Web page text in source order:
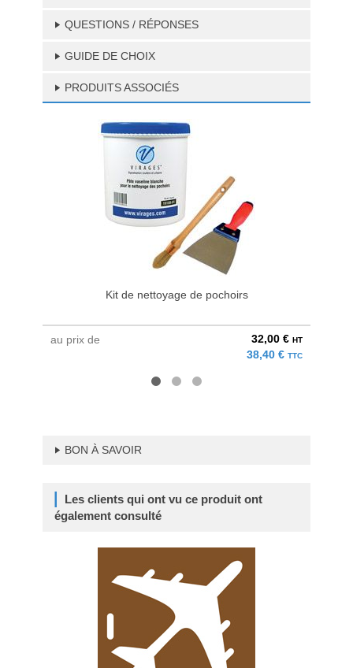
QUESTIONS / RÉPONSES
GUIDE DE CHOIX
PRODUITS ASSOCIÉS
Kit de nettoyage de pochoirs
au prix de 32,00 € HT
38,40 € TTC
BON À SAVOIR
Les clients qui ont vu ce produit ont
également consulté